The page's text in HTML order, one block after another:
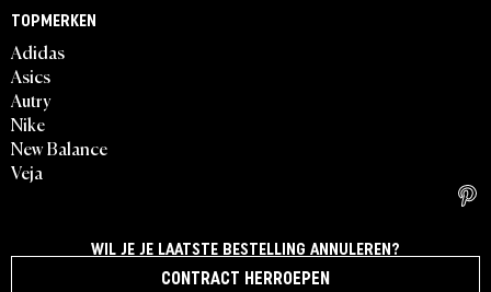
TOPMERKEN
Adidas
Asics
Autry
Nike
New Balance
Veja
WIL JE JE LAATSTE BESTELLING ANNULEREN?
CONTRACT HERROEPEN